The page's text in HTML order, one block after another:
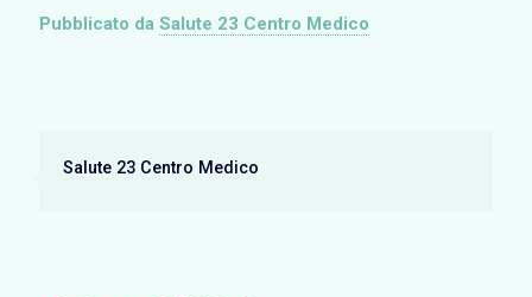
Pubblicato da Salute 23 Centro Medico
Salute 23 Centro Medico